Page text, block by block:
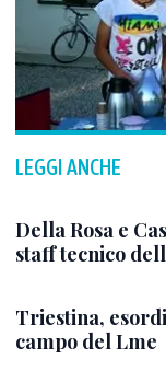
LEGGI ANCHE
Della Rosa e
staff tecnico
Triestina,
campo del Lme